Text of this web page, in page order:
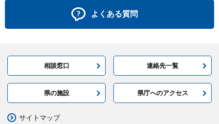
よくある質問
相談窓口 連絡先一覧
県の施設 県庁へのアクセス
サイトマップ